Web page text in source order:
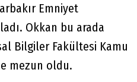
Emniyet
Okkan bu arada
Bilgiler Fakültesi Kamu
mezun oldu.